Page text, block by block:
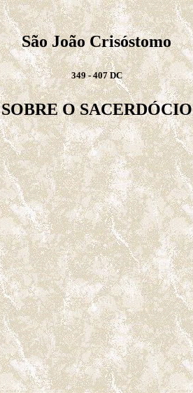
São João Crisóstomo
349 - 407 DC
SOBRE O SACERDÓCIO